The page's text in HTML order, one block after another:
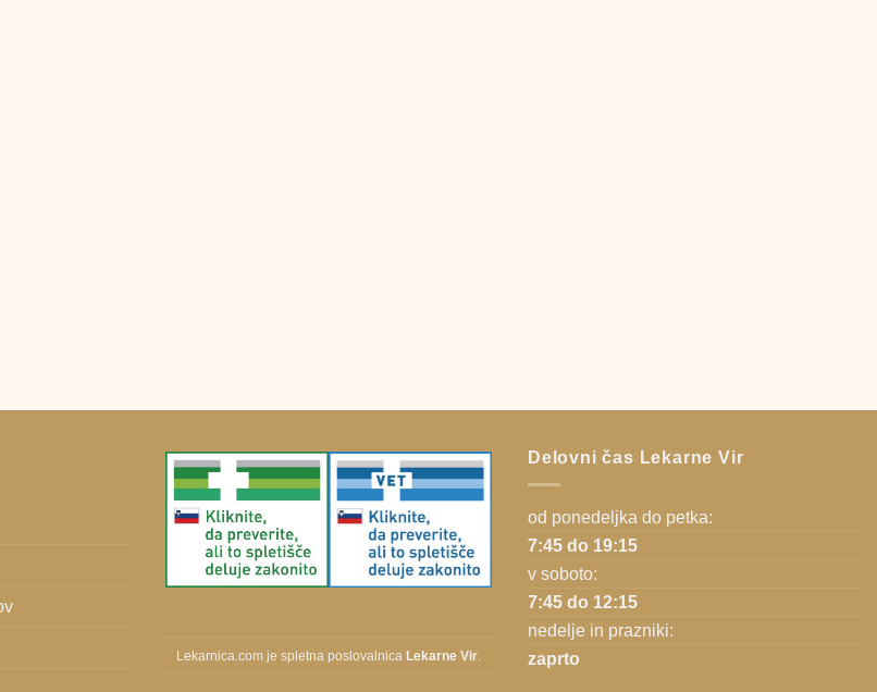
Lekarnica.com je spletna poslovalnica Lekarne Vir
Delovni čas Lekarne Vir
od ponedeljka do petka:
7:45 do 19:15
v soboto:
7:45 do 12:15
nedelje in prazniki:
zaprto